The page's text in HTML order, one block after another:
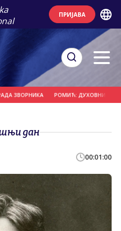
ПРИЈАВА
РОМИЋ: ДУХОВНИ ЦЕНТАР У
дан
00:01:00